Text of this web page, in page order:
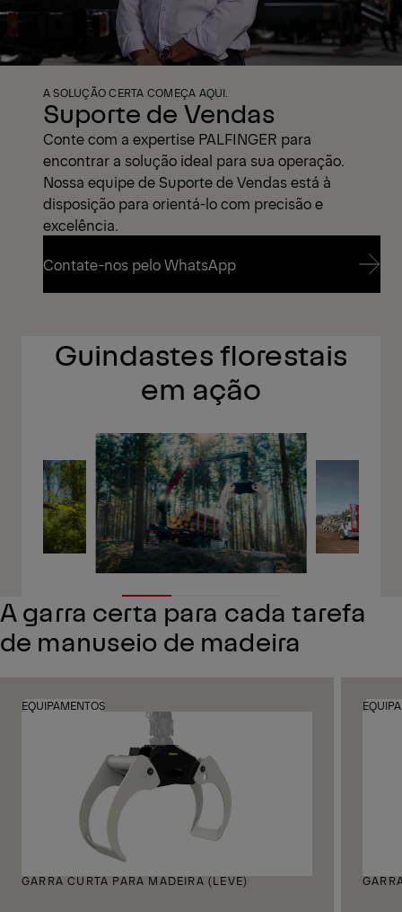
Suporte de Vendas
A SOLUÇÃO CERTA COMEÇA AQUI.
Conte com a expertise PALFINGER para
encontrar a solução ideal para sua operação.
Nossa equipe de Suporte de Vendas está à
disposição para orientá-lo com precisão e
excelência.
Contate-nos pelo WhatsApp
Guindastes florestais
em ação
A garra certa para cada tarefa
de manuseio de madeira
EQUIPAMENTOS
GARRA CURTA PARA MADEIRA (LEVE)